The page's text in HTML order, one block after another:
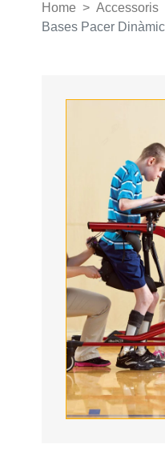
Home Accessoris
Bases Pacer Dinàmic